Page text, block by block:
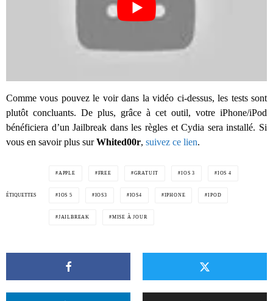
Comme vous pouvez le voir dans la vidéo ci-dessus, les tests sont
plutôt concluants. De plus, grâce à cet outil, votre iPhone/iPod
bénéficiera d’un Jailbreak dans les règles et Cydia sera installé. Si
vous en savoir plus surWhited00r, suivez ce lien.
ÉTIQUETTES
APPLE FREE GRATUIT IOS 3 IOS 4
IOS 5 IOS3 IOS4 IPHONE IPOD
JAILBREAK MISE À JOUR